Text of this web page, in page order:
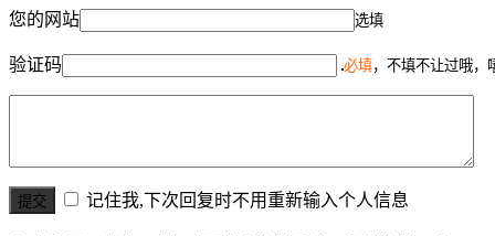
您的网站 选填
验证码 必填，不填不让过哦，
记住我,下次回复时不用重新输入个人信息